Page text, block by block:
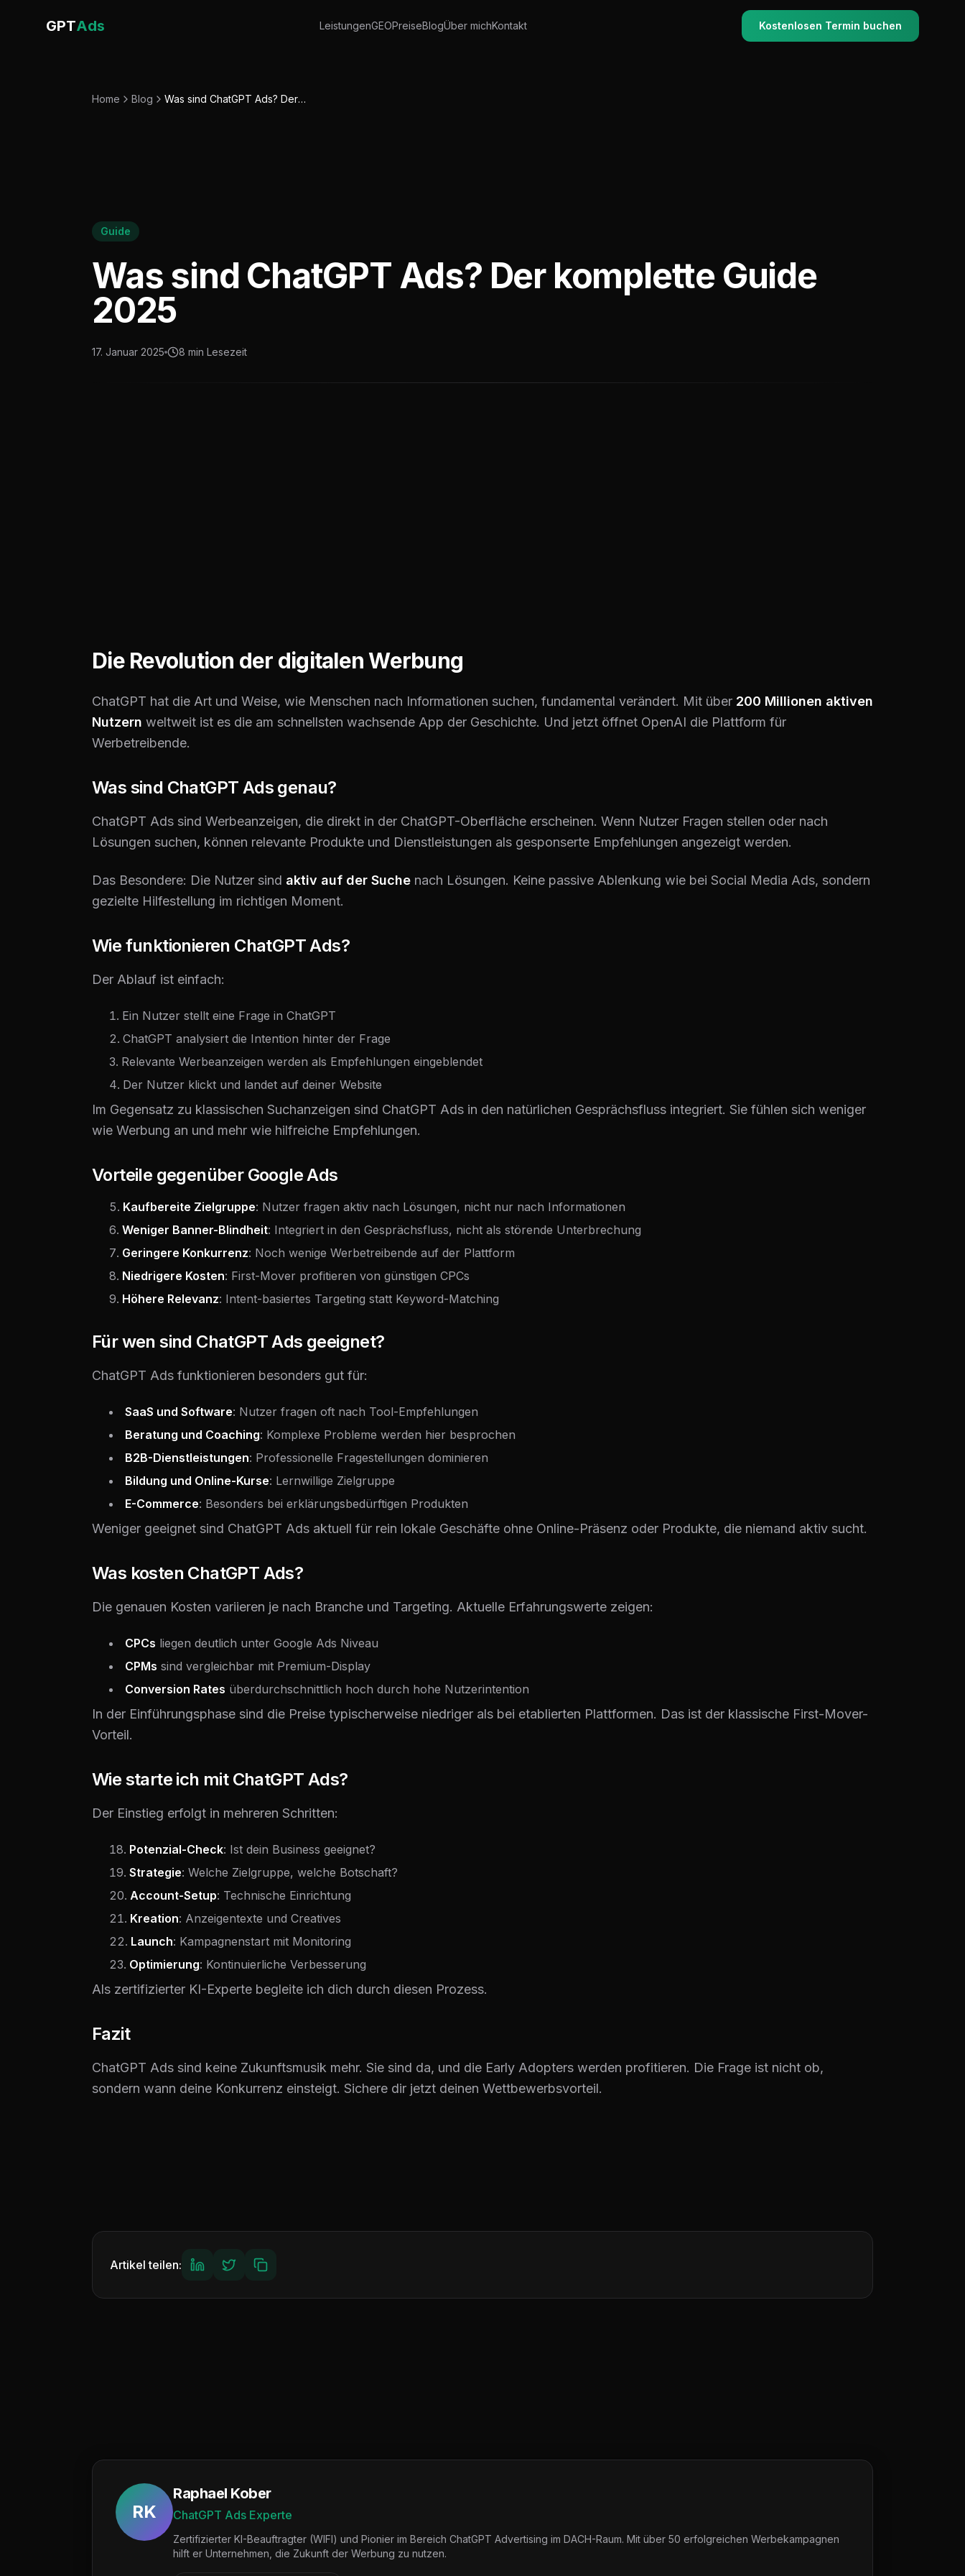
GPTAds LeistungenGEOPreiseBlogÜber michKontakt Kostenlosen Termin buchen
Home Blog Was sind ChatGPT Ads? Der komplette Guide 2025
Guide
Was sind ChatGPT Ads? Der komplette Guide
2025
17. Januar 2025 8 min Lesezeit
Die Revolution der digitalen Werbung
ChatGPT hat die Art und Weise, wie Menschen nach Informationen suchen, fundamental verändert. Mit über 200 Millionen aktiven
Nutzern weltweit ist es die am schnellsten wachsende App der Geschichte. Und jetzt öffnet OpenAI die Plattform für
Werbetreibende.
Was sind ChatGPT Ads genau?
ChatGPT Ads sind Werbeanzeigen, die direkt in der ChatGPT-Oberfläche erscheinen. Wenn Nutzer Fragen stellen oder nach
Lösungen suchen, können relevante Produkte und Dienstleistungen als gesponserte Empfehlungen angezeigt werden.
Das Besondere: Die Nutzer sind aktiv auf der Suche nach Lösungen. Keine passive Ablenkung wie bei Social Media Ads, sondern
gezielte Hilfestellung im richtigen Moment.
Wie funktionieren ChatGPT Ads?
Der Ablauf ist einfach:
Ein Nutzer stellt eine Frage in ChatGPT
ChatGPT analysiert die Intention hinter der Frage
Relevante Werbeanzeigen werden als Empfehlungen eingeblendet
Der Nutzer klickt und landet auf deiner Website
Im Gegensatz zu klassischen Suchanzeigen sind ChatGPT Ads in den natürlichen Gesprächsfluss integriert. Sie fühlen sich weniger
wie Werbung an und mehr wie hilfreiche Empfehlungen.
Vorteile gegenüber Google Ads
Kaufbereite Zielgruppe: Nutzer fragen aktiv nach Lösungen, nicht nur nach Informationen
Weniger Banner-Blindheit: Integriert in den Gesprächsfluss, nicht als störende Unterbrechung
Geringere Konkurrenz: Noch wenige Werbetreibende auf der Plattform
Niedrigere Kosten: First-Mover profitieren von günstigen CPCs
Höhere Relevanz: Intent-basiertes Targeting statt Keyword-Matching
Für wen sind ChatGPT Ads geeignet?
ChatGPT Ads funktionieren besonders gut für:
SaaS und Software: Nutzer fragen oft nach Tool-Empfehlungen
Beratung und Coaching: Komplexe Probleme werden hier besprochen
B2B-Dienstleistungen: Professionelle Fragestellungen dominieren
Bildung und Online-Kurse: Lernwillige Zielgruppe
E-Commerce: Besonders bei erklärungsbedürftigen Produkten
Weniger geeignet sind ChatGPT Ads aktuell für rein lokale Geschäfte ohne Online-Präsenz oder Produkte, die niemand aktiv sucht.
Was kosten ChatGPT Ads?
Die genauen Kosten variieren je nach Branche und Targeting. Aktuelle Erfahrungswerte zeigen:
CPCs liegen deutlich unter Google Ads Niveau
CPMs sind vergleichbar mit Premium-Display
Conversion Rates überdurchschnittlich hoch durch hohe Nutzerintention
In der Einführungsphase sind die Preise typischerweise niedriger als bei etablierten Plattformen. Das ist der klassische First-Mover-
Vorteil.
Wie starte ich mit ChatGPT Ads?
Der Einstieg erfolgt in mehreren Schritten:
Potenzial-Check: Ist dein Business geeignet?
Strategie: Welche Zielgruppe, welche Botschaft?
Account-Setup: Technische Einrichtung
Kreation: Anzeigentexte und Creatives
Launch: Kampagnenstart mit Monitoring
Optimierung: Kontinuierliche Verbesserung
Als zertifizierter KI-Experte begleite ich dich durch diesen Prozess.
Fazit
ChatGPT Ads sind keine Zukunftsmusik mehr. Sie sind da, und die Early Adopters werden profitieren. Die Frage ist nicht ob,
sondern wann deine Konkurrenz einsteigt. Sichere dir jetzt deinen Wettbewerbsvorteil.
Artikel teilen:
RK
Raphael Kober
ChatGPT Ads Experte
Zertifizierter KI-Beauftragter (WIFI) und Pionier im Bereich ChatGPT Advertising im DACH-Raum. Mit über 50 erfolgreichen Werbekampagnen
hilft er Unternehmen, die Zukunft der Werbung zu nutzen.